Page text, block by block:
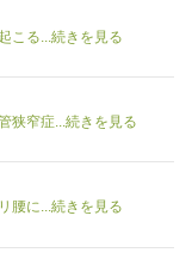
こる...続きを見る
狭窄症...続きを見る
腰に...続きを見る